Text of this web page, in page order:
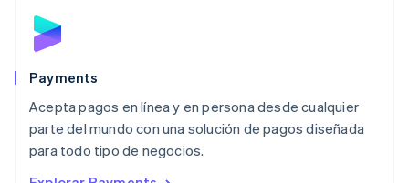
Payments
Acepta pagos en línea y en persona desde cualquier
parte del mundo con una solución de pagos diseñada
para todo tipo de negocios.
Malta
English
Español
English
Nueva Zelandia
English